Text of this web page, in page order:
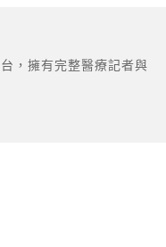
，擁有完整醫療記者與